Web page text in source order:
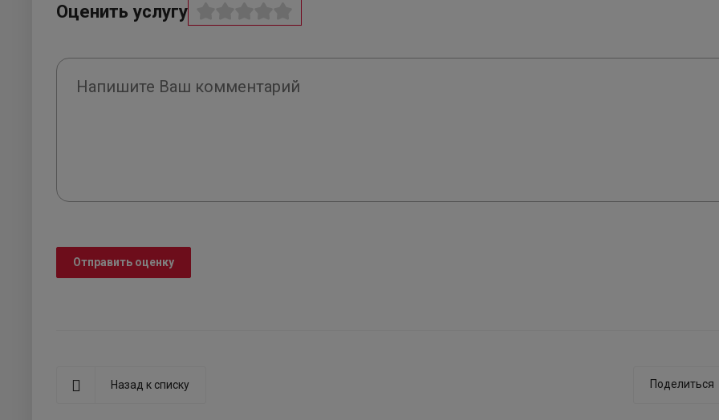
Оценить услугу
Отправить оценку
Поделиться
Назад к списку